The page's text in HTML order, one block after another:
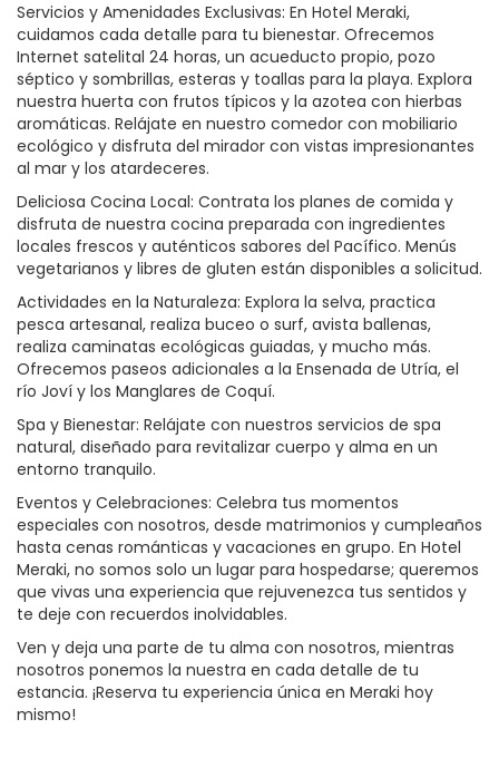
Servicios y Amenidades Exclusivas: En Hotel Meraki,
cuidamos cada detalle para tu bienestar. Ofrecemos
Internet satelital 24 horas, un acueducto propio, pozo
séptico y sombrillas, esteras y toallas para la playa. Explora
nuestra huerta con frutos típicos y la azotea con hierbas
aromáticas. Relájate en nuestro comedor con mobiliario
ecológico y disfruta del mirador con vistas impresionantes
al mar y los atardeceres.
Deliciosa Cocina Local: Contrata los planes de comida y
disfruta de nuestra cocina preparada con ingredientes
locales frescos y auténticos sabores del Pacífico. Menús
vegetarianos y libres de gluten están disponibles a solicitud.
Actividades en la Naturaleza: Explora la selva, practica
pesca artesanal, realiza buceo o surf, avista ballenas,
realiza caminatas ecológicas guiadas, y mucho más.
Ofrecemos paseos adicionales a la Ensenada de Utría, el
río Joví y los Manglares de Coquí.
Spa y Bienestar: Relájate con nuestros servicios de spa
natural, diseñado para revitalizar cuerpo y alma en un
entorno tranquilo.
Eventos y Celebraciones: Celebra tus momentos
especiales con nosotros, desde matrimonios y cumpleaños
hasta cenas románticas y vacaciones en grupo. En Hotel
Meraki, no somos solo un lugar para hospedarse; queremos
que vivas una experiencia que rejuvenezca tus sentidos y
te deje con recuerdos inolvidables.
Ven y deja una parte de tu alma con nosotros, mientras
nosotros ponemos la nuestra en cada detalle de tu
estancia. ¡Reserva tu experiencia única en Meraki hoy
mismo!